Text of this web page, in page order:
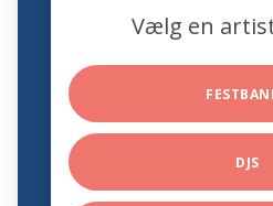
Vælg en
DJS